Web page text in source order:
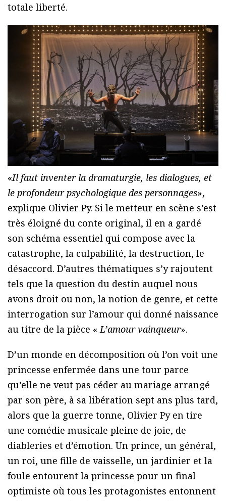
totale liberté.
«Il faut inventer la dramaturgie, les dialogues, et
le profondeur psychologique des personnages»,
explique Olivier Py. Si le metteur en scène s’est
très éloigné du conte original, il en a gardé
son schéma essentiel qui compose avec la
catastrophe, la culpabilité, la destruction, le
désaccord. D’autres thématiques s’y rajoutent
tels que la question du destin auquel nous
avons droit ou non, la notion de genre, et cette
interrogation sur l’amour qui donné naissance
au titre de la pièce « L’amour vainqueur».
D’un monde en décomposition où l’on voit une
princesse enfermée dans une tour parce
qu’elle ne veut pas céder au mariage arrangé
par son père, à sa libération sept ans plus tard,
alors que la guerre tonne, Olivier Py en tire
une comédie musicale pleine de joie, de
diableries et d’émotion. Un prince, un général,
un roi, une fille de vaisselle, un jardinier et la
foule entourent la princesse pour un final
optimiste où tous les protagonistes entonnent